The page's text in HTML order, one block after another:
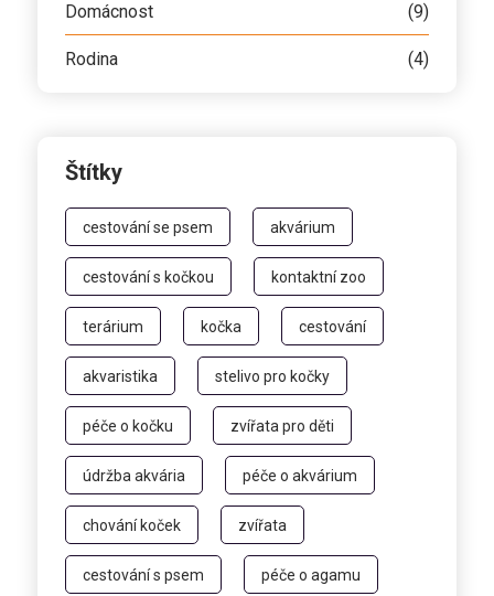
Domácnost (9)
Rodina (4)
Štítky
cestování se psem akvárium
cestování s kočkou kontaktní zoo
terárium kočka cestování
akvaristika stelivo pro kočky
péče o kočku zvířata pro děti
údržba akvária péče o akvárium
chování koček zvířata
cestování s psem péče o agamu